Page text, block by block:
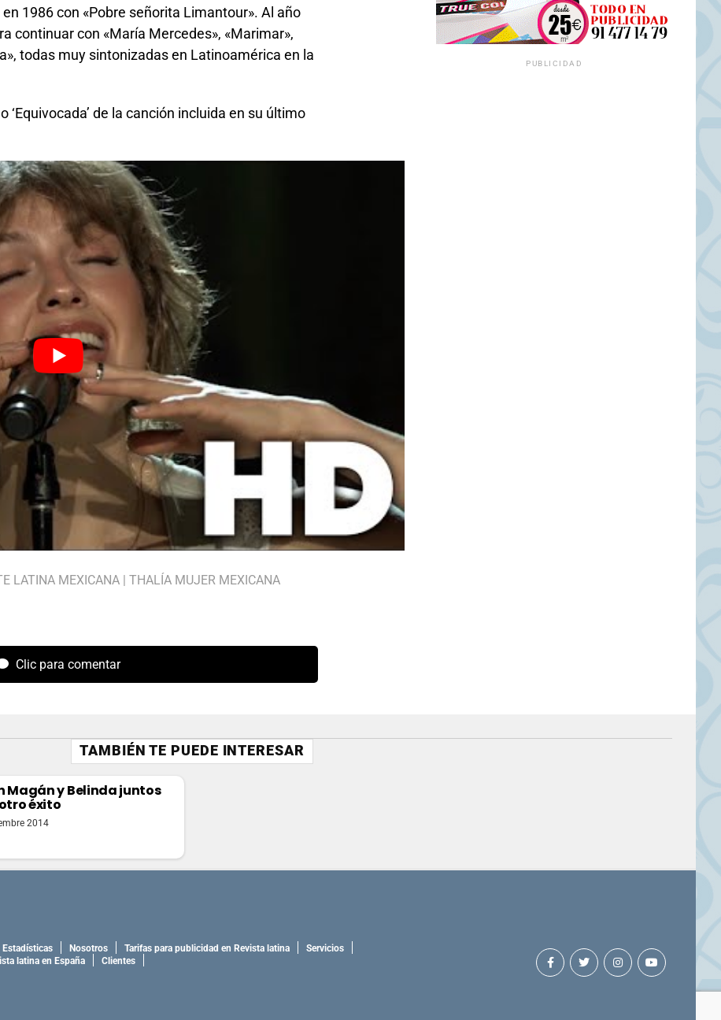
1986 con «Pobre señorita Limantour». Al año
continuar con «María Mercedes», «Marimar»,
todas muy sintonizadas en Latinoamérica en la
de la canción incluida en su último
LATINA MEXICANA | THALÍA MUJER MEXICANA
Clic para comentar
PUBLICIDAD
TAMBIÉN TE PUEDE INTERESAR
Magán y Belinda juntos
éxito
2014
Estadísticas Nosotros Tarifas para publicidad en Revista latina
Servicios
latina en España
Clientes